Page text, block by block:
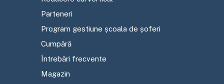
Parteneri
Program gestiune școala de șoferi
Cumpără
Întrebări frecvente
Magazin